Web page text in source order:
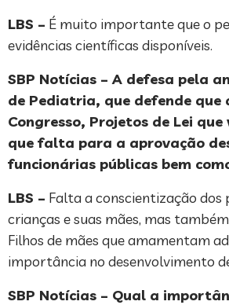
LBS – É muito importante que o
evidências científicas disponíveis.
SBP Notícias – A defesa pela
de Pediatria, que defende que
Congresso, Projetos de Lei
que falta para a aprovação
funcionárias públicas bem
LBS – Falta a conscientização
crianças e suas mães, mas
Filhos de mães que amamentam
importância no desenvolvimento
SBP Notícias – Qual a